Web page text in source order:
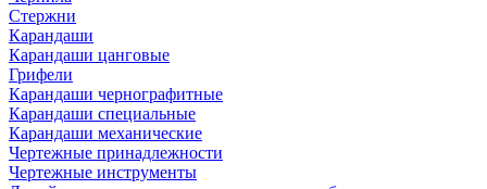
Стержни
Карандаши
Карандаши цанговые
Грифели
Карандаши чернографитные
Карандаши специальные
Карандаши механические
Чертежные принадлежности
Чертежные инструменты